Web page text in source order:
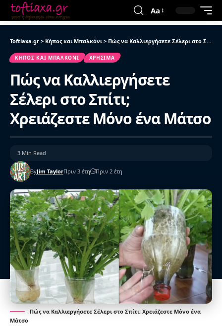
Aa
Toftiaxa.gr > Κήπος και Μπαλκόνι> Πώς να Καλλιεργήσετε Σέλερι στο Σπίτι; Χρειάζεστε Μόνο ένα Μάτσο
ΚΉΠΟΣ ΚΑΙ ΜΠΑΛΚΌΝΙ ΧΡΉΣΙΜΑ
Πώς να Καλλιεργήσετε
Σέλερι στο Σπίτι;
Χρειάζεστε Μόνο ένα Μάτσο
ByJim TaylorΠριν 3 έτη Πριν 2 έτη
3 Min Read
Πώς να Καλλιεργήσετε Σέλερι στο Σπίτι; Χρειάζεστε Μόνο ένα
Μάτσο